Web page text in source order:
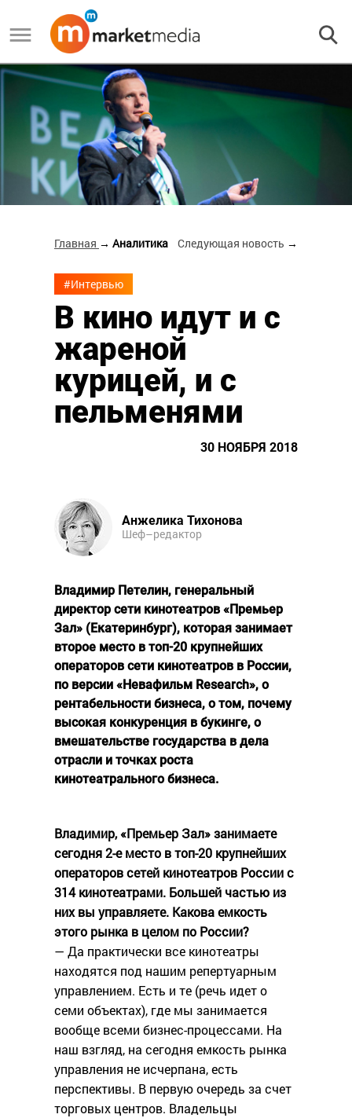
Главная → Аналитика Следующая новость →
#Интервью
В кино идут и с
жареной
курицей, и с
пельменями
30 НОЯБРЯ 2018
Анжелика Тихонова
Шеф–редактор
Владимир Петелин, генеральный
директор сети кинотеатров «Премьер
Зал» (Екатеринбург), которая занимает
второе место в топ-20 крупнейших
операторов сети кинотеатров в России,
по версии «Невафильм Research», о
рентабельности бизнеса, о том, почему
высокая конкуренция в букинге, о
вмешательстве государства в дела
отрасли и точках роста
кинотеатрального бизнеса.
Владимир, «Премьер Зал» занимаете
сегодня 2-е место в топ-20 крупнейших
операторов сетей кинотеатров России с
314 кинотеатрами. Большей частью из
них вы управляете. Какова емкость
этого рынка в целом по России?
— Да практически все кинотеатры
находятся под нашим репертуарным
управлением. Есть и те (речь идет о
семи объектах), где мы занимается
вообще всеми бизнес-процессами. На
наш взгляд, на сегодня емкость рынка
управления не исчерпана, есть
перспективы. В первую очередь за счет
торговых центров. Владельцы